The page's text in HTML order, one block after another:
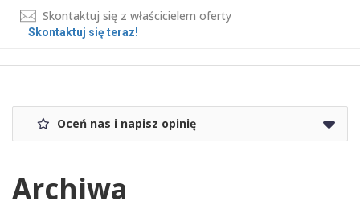
Skontaktuj się z właścicielem oferty
Skontaktuj się teraz!
Oceń nas i napisz opinię
Archiwa